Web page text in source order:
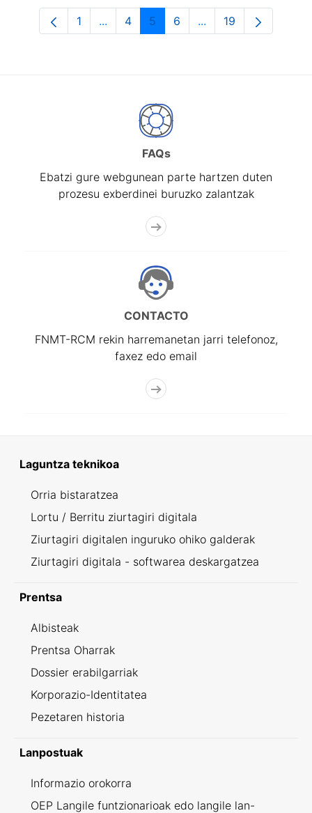
Orrialdea
1 ...Intermediate Pages Use TAB to
Orrialdea
4 Orrialdea
5 Orrialdea
6 ...Intermediate Pages
Orrialdea
19
FAQs
Ebatzi gure webgunean parte hartzen duten
prozesu exberdinei buruzko zalantzak
CONTACTO
FNMT-RCM rekin harremanetan jarri telefonoz,
faxez edo email
Laguntza teknikoa
Orria bistaratzea
Lortu / Berritu ziurtagiri digitala
Ziurtagiri digitalen inguruko ohiko galderak
Ziurtagiri digitala - softwarea deskargatzea
Prentsa
Albisteak
Prentsa Oharrak
Dossier erabilgarriak
Korporazio-Identitatea
Pezetaren historia
Lanpostuak
Informazio orokorra
OEP Langile funtzionarioak edo langile lan-